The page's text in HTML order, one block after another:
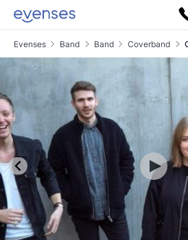
Evenses Band Band Coverband